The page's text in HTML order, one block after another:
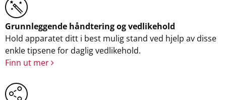
Grunnleggende håndtering og vedlikehold
Hold apparatet ditt i best mulig stand ved hjelp av disse
enkle tipsene for daglig vedlikehold.
Finn ut mer